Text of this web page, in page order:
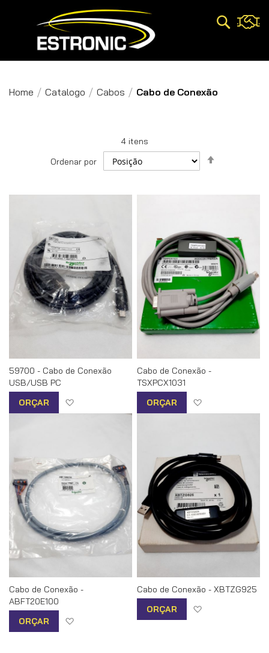
Pesquisa
Home Catalogo Cabos Cabo de Conexão
4 itens
Ordenar por
59700 - Cabo de Conexão
USB/USB PC
ORÇAR
Adicionar à lista de desejos
Cabo de Conexão -
TSXPCX1031
ORÇAR
Cabo de Conexão -
ABFT20E100
ORÇAR
Adicionar à lista de desejos
Cabo de Conexão - XBTZG925
ORÇAR